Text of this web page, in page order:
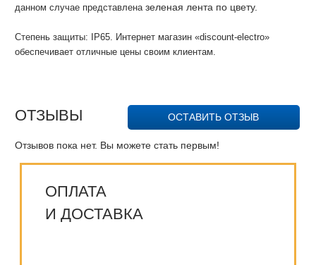
данном случае представленазеленая лента по цвету.
Степень защиты: IP65. Интернет магазин «discount-electro»
обеспечивает отличные цены своим клиентам.
ОТЗЫВЫ ОСТАВИТЬ ОТЗЫВ
Отзывов пока нет. Вы можете стать первым!
ОПЛАТА
И ДОСТАВКА